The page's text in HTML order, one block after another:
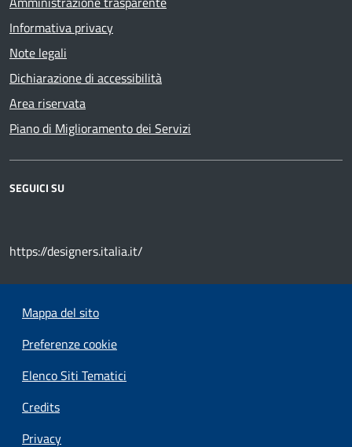
Informativa privacy
Note legali
Dichiarazione di accessibilità
Area riservata
Piano di Miglioramento dei Servizi
SEGUICI SU
https://designers.italia.it/
Mappa del sito
Preferenze cookie
Elenco Siti Tematici
Credits
Privacy